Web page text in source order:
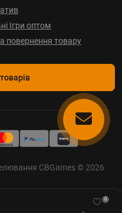
0
Ігри оптом
повернення товару
CBGames © 2026